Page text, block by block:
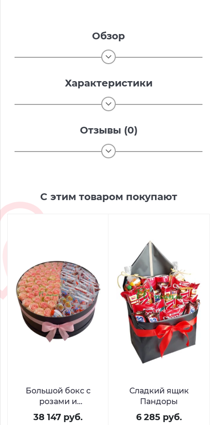
Обзор
Характеристики
Отзывы (0)
С этим товаром покупают
Большой бокс с
розами и
шоколадом Киндер
«Остров желаний»
38 147 руб.
Сладкий ящик
Пандоры
6 285 руб.